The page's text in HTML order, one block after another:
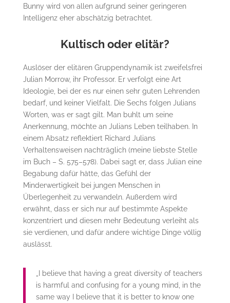
Bunny wird von allen aufgrund seiner geringeren
Intelligenz eher abschätzig betrachtet.
Kultisch oder elitär?
Auslöser der elitären Gruppendynamik ist zweifelsfrei
Julian Morrow, ihr Professor. Er verfolgt eine Art
Ideologie, bei der es nur einen sehr guten Lehrenden
bedarf, und keiner Vielfalt. Die Sechs folgen Julians
Worten, was er sagt gilt. Man buhlt um seine
Anerkennung, möchte an Julians Leben teilhaben. In
einem Absatz reflektiert Richard Julians
Verhaltensweisen nachträglich (meine liebste Stelle
im Buch – S. 575–578). Dabei sagt er, dass Julian eine
Begabung dafür hätte, das Gefühl der
Minderwertigkeit bei jungen Menschen in
Überlegenheit zu verwandeln. Außerdem wird
erwähnt, dass er sich nur auf bestimmte Aspekte
konzentriert und diesen mehr Bedeutung verleiht als
sie verdienen, und dafür andere wichtige Dinge völlig
auslässt.
„I believe that having a great diversity of teachers
is harmful and confusing for a young mind, in the
same way I believe that it is better to know one